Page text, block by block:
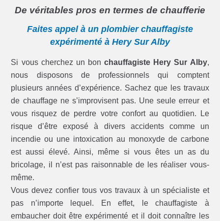
De véritables pros en termes de chaufferie
Faites appel à un plombier chauffagiste
expérimenté à Hery Sur Alby
Si vous cherchez un bonchauffagiste Hery Sur Alby,
nous disposons de professionnels qui comptent
plusieurs années d’expérience. Sachez que les travaux
de chauffage ne s’improvisent pas. Une seule erreur et
vous risquez de perdre votre confort au quotidien. Le
risque d’être exposé à divers accidents comme un
incendie ou une intoxication au monoxyde de carbone
est aussi élevé. Ainsi, même si vous êtes un as du
bricolage, il n’est pas raisonnable de les réaliser vous-
même.
Vous devez confier tous vos travaux à un spécialiste et
pas n’importe lequel. En effet, le chauffagiste à
embaucher doit être expérimenté et il doit connaître les